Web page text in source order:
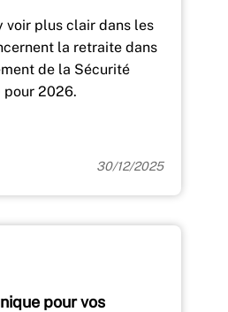
voir plus clair dans les
la retraite dans
de la Sécurité
pour 2026.
30/12/2025
pour vos